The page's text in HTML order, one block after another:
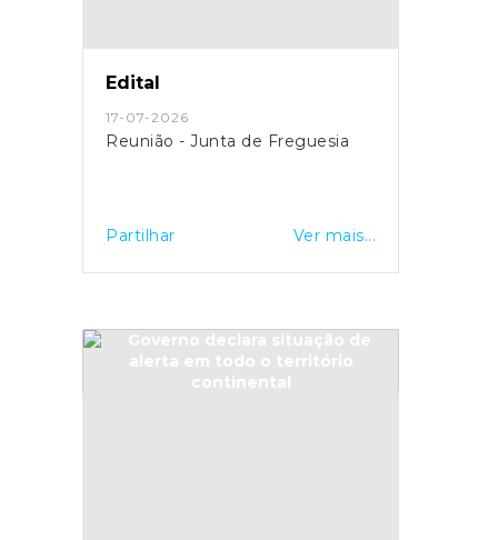
Edital
17-07-2026
Reunião - Junta de Freguesia
Partilhar Ver mais...